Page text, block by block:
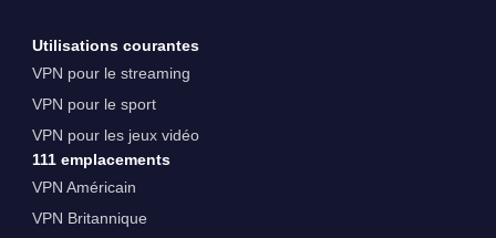
Utilisations courantes
VPN pour le streaming
VPN pour le sport
VPN pour les jeux vidéo
111 emplacements
VPN Américain
VPN Britannique